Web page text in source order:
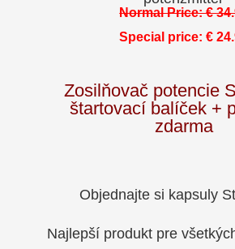
Normal Price:€
Special price:€
Zosilňovač potencie
štartovací balíček +
zdarma
Objednajte si kapsuly
Najlepší produkt pre